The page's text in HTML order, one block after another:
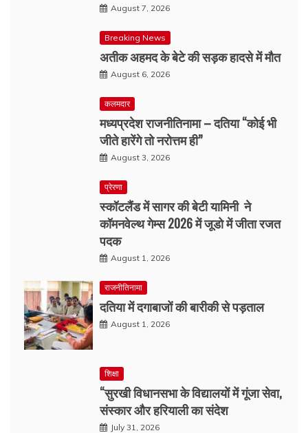
August 7, 2026
Breaking News
अतीक अहमद के बेटे की सड़क हादसे में मौत
August 6, 2026
कलमदार
मध्यप्रदेश राजनीतिनामा – दतिया “कोई भी
जीते हारेंगे तो नरोत्तम ही”
August 3, 2026
प्रेरणा
स्कॉटलैंड में सागर की बेटी यामिनी ने
कॉमनवेल्थ गेम्स 2026 में जूडो में जीता रजत
पदक
August 1, 2026
राजनीतिनामा
दतिया में दगाबाजों की बारीकी से पड़ताल
August 1, 2026
शिक्षा
“सुरखी विधानसभा के विद्यालयों में गूंजा सेवा,
संस्कार और हरियाली का संदेश
July 31, 2026